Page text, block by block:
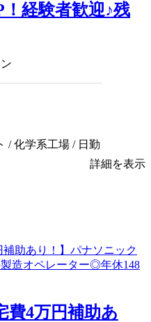
経験者歓迎♪残
/ 化学系工場 / 日勤
詳細を表示
費4万円補助あ